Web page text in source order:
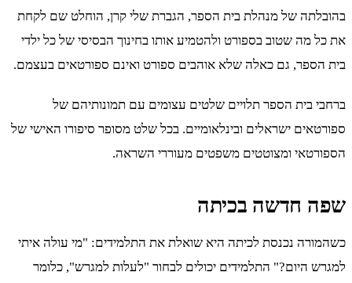
בהובלתה של מנהלת בית הספר, הגברת שלי קרן, הוחלט שם לקחת
את כל מה שטוב בספורט ולהטמיע אותו בחינוך הבסיסי של כל ילדי
בית הספר, גם כאלה שלא אוהבים ספורט ואינם ספורטאים בעצמם.
ברחבי בית הספר תלויים שלטים עצומים עם תמונותיהם של
ספורטאים ישראלים ובינלאומיים. בכל שלט מסופר סיפורו האישי של
הספורטאי ומצוטטים משפטים מעוררי השראה.
שפה חדשה בכיתה
כשהמורה נכנסת לכיתה היא שואלת את התלמידים: "מי עולה איתי
למגרש היום?" התלמידים יכולים לבחור "לעלות למגרש", כלומר